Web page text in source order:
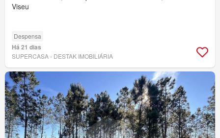
Viseu
Despensa
Há 21 dias
SUPERCASA - DESTAK IMOBILIÁRIA